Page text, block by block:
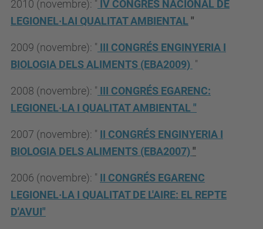
2010 (novembre): " IV CONGRÉS NACIONAL DE
LEGIONEL·LAI QUALITAT AMBIENTAL"
2009 (novembre): " III CONGRÉS ENGINYERIA I
BIOLOGIA DELS ALIMENTS (EBA2009) "
2008 (novembre): " III CONGRÉS EGARENC:
LEGIONEL·LA I QUALITAT AMBIENTAL"
2007 (novembre): " II CONGRÉS ENGINYERIA I
BIOLOGIA DELS ALIMENTS (EBA2007)"
2006 (novembre): " II CONGRÉS EGARENC
LEGIONEL·LA I QUALITAT DE L'AIRE: EL REPTE
D'AVUI"